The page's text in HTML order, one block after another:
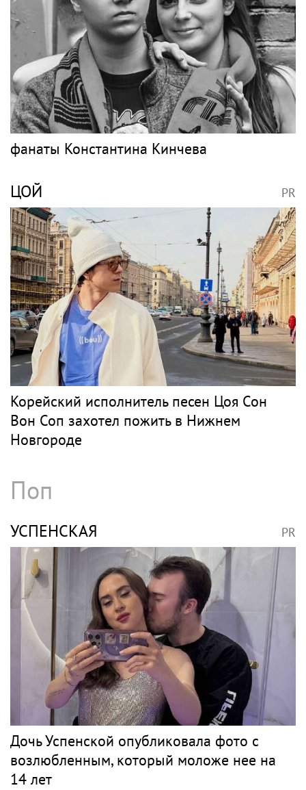
фанаты Константина Кинчева
ЦОЙ PR
Корейский исполнитель песен Цоя Сон
Вон Соп захотел пожить в Нижнем
Новгороде
Поп
УСПЕНСКАЯ PR
Дочь Успенской опубликовала фото с
возлюбленным, который моложе нее на
14 лет